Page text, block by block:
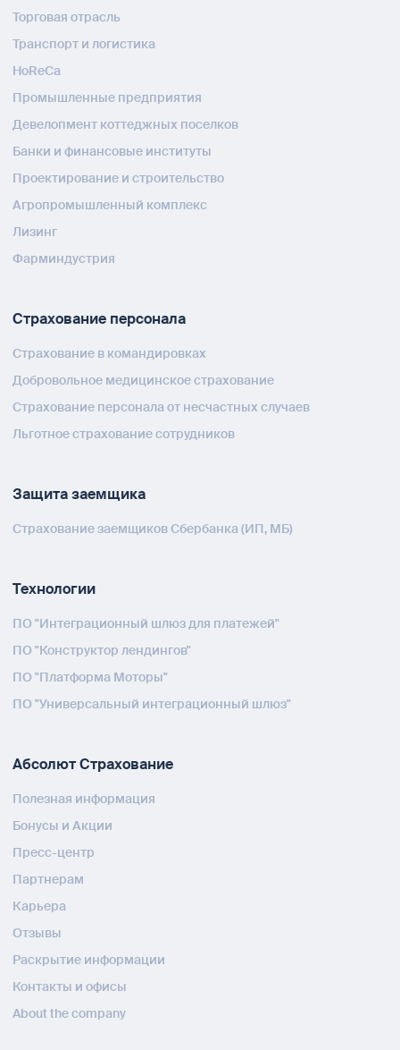
Торговая отрасль
Транспорт и логистика
HoReCa
Промышленные предприятия
Девелопмент коттеджных поселков
Банки и финансовые институты
Проектирование и строительство
Агропромышленный комплекс
Лизинг
Фарминдустрия
Страхование персонала
Страхование в командировках
Добровольное медицинское страхование
Страхование персонала от несчастных случаев
Льготное страхование сотрудников
Защита заемщика
Страхование заемщиков Сбербанка (ИП, МБ)
Технологии
ПО "Интеграционный шлюз для платежей"
ПО "Конструктор лендингов"
ПО "Платформа Моторы"
ПО "Универсальный интеграционный шлюз"
Абсолют Страхование
Полезная информация
Бонусы и Акции
Пресс-центр
Партнерам
Карьера
Отзывы
Раскрытие информации
Контакты и офисы
About the company